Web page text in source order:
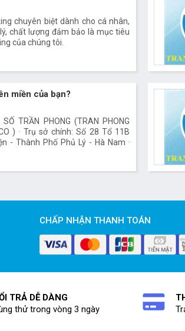
chuyên biệt dành cho cá nhân,
chất lượng đảm bảo là mục tiêu
của chúng tôi.
miền của bạn?
TRẦN PHONG (TRAN PHONG
) · Trụ sở chính: Số 28 Tổ 11B
- Thành Phố Phủ Lý - Hà Nam ·
3 828 357 · Email :
CHẤP NHẬN THANH TOÁN
TRẢ DỄ DÀNG
thử trong vòng 3 ngày